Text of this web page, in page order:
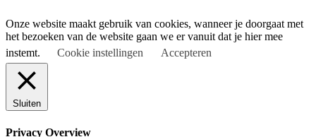
Onze website maakt gebruik van cookies, wanneer je doorgaat met
het bezoeken van de website gaan we er vanuit dat je hier mee
instemt.
Cookie instellingen Accepteren
Sluiten
Privacy Overview